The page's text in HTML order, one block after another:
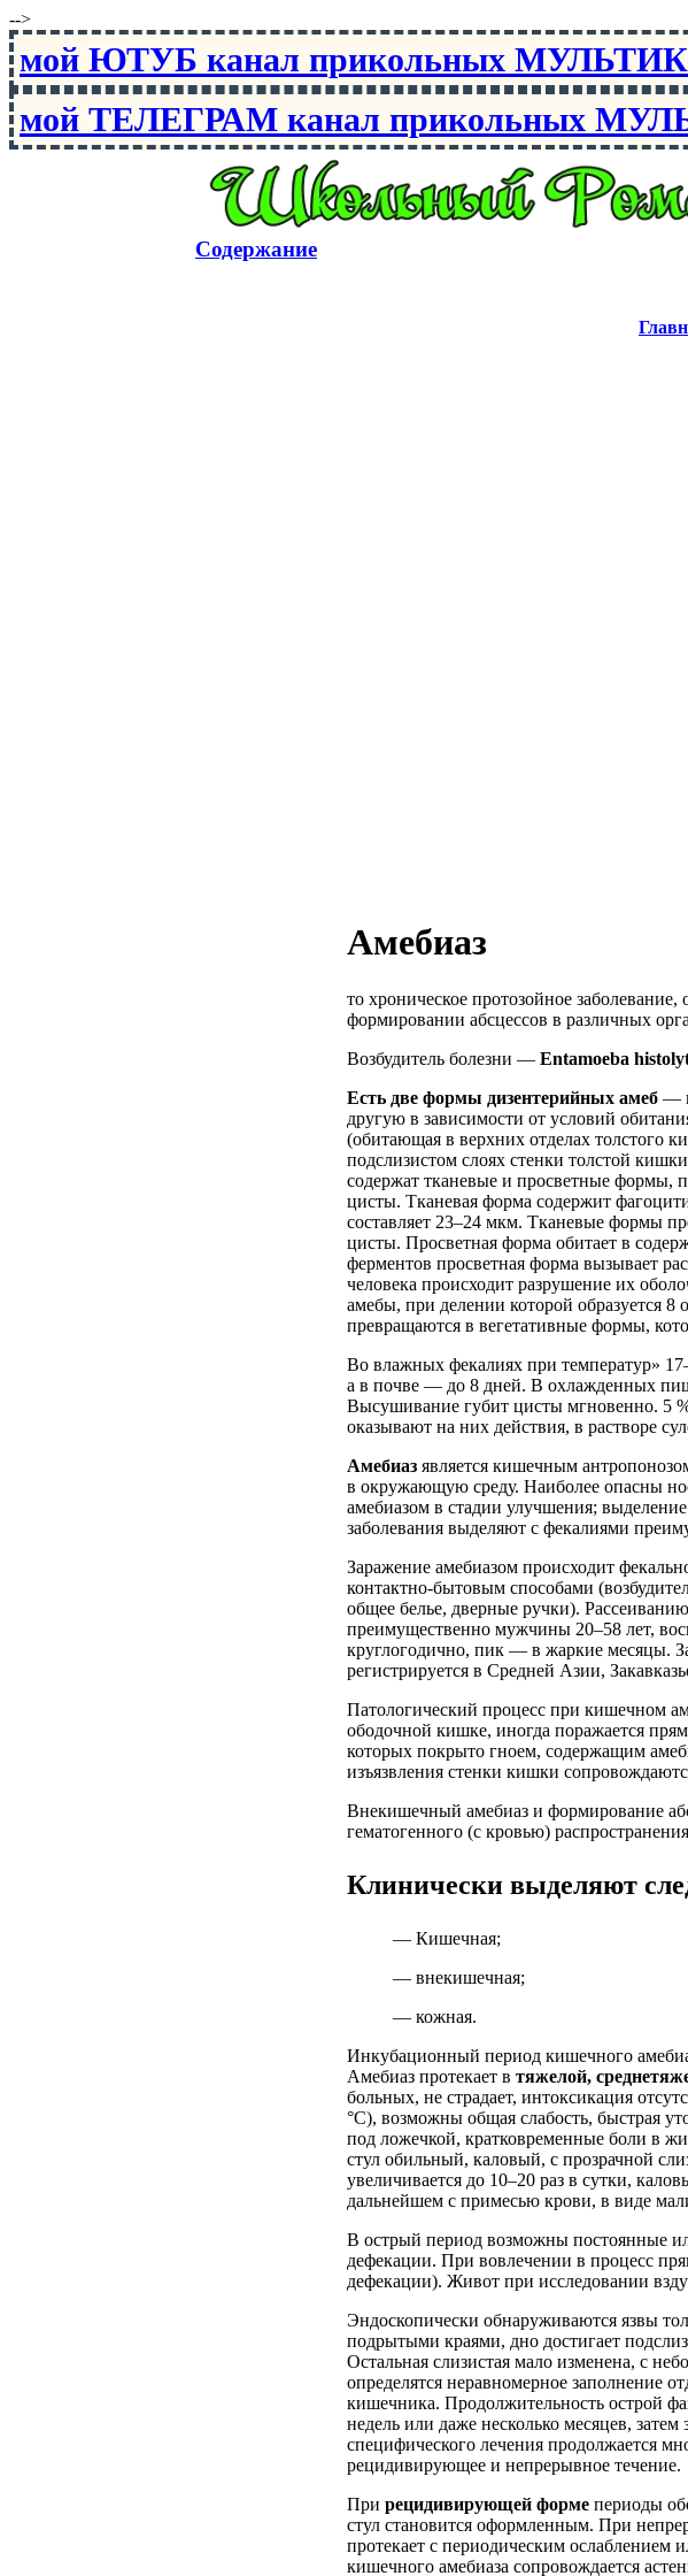
-->
мой ЮТУБ канал прикольных
мой ТЕЛЕГРАМ канал прикольных
Содержание
Амебиаз
то хроническое протозойное заболевание,
формировании абсцессов в различных
Возбудитель болезни — Entamoeba
Есть две формы дизентерийных амеб —
другую в зависимости от условий
(обитающая в верхних отделах толстого
подслизистом слоях стенки толстой
содержат тканевые и просветные формы,
цисты. Тканевая форма содержит
составляет 23–24 мкм. Тканевые формы
цисты. Просветная форма обитает в
ферментов просветная форма вызывает
человека происходит разрушение их
амебы, при делении которой образуется
превращаются в вегетативные формы,
Во влажных фекалиях при температур»
а в почве — до 8 дней. В охлажденных
Высушивание губит цисты мгновенно. 5
оказывают на них действия, в растворе
Амебиаз является кишечным
в окружающую среду. Наиболее опасны
амебиазом в стадии улучшения;
заболевания выделяют с фекалиями
Заражение амебиазом происходит
контактно-бытовым способами
общее белье, дверные ручки).
преимущественно мужчины 20–58 лет,
круглогодично, пик — в жаркие месяцы.
регистрируется в Средней Азии,
Патологический процесс при кишечном
ободочной кишке, иногда поражается
которых покрыто гноем, содержащим
изъязвления стенки кишки
Внекишечный амебиаз и формирование
гематогенного (с кровью)
Клинически выделяют
— Кишечная;
— внекишечная;
— кожная.
Инкубационный период кишечного
Амебиаз протекает в тяжелой,
больных, не страдает, интоксикация
°C), возможны общая слабость, быстрая
под ложечкой, кратковременные боли в
стул обильный, каловый, с прозрачной
увеличивается до 10–20 раз в сутки,
дальнейшем с примесью крови, в виде
В острый период возможны постоянные
дефекации. При вовлечении в процесс
дефекации). Живот при исследовании
Эндоскопически обнаруживаются язвы
подрытыми краями, дно достигает
Остальная слизистая мало изменена, с
определятся неравномерное заполнение
кишечника. Продолжительность острой
недель или даже несколько месяцев,
специфического лечения продолжается
рецидивирующее и непрерывное течение.
При рецидивирующей форме периоды
стул становится оформленным. При
протекает с периодическим ослаблением
кишечного амебиаза сопровождается